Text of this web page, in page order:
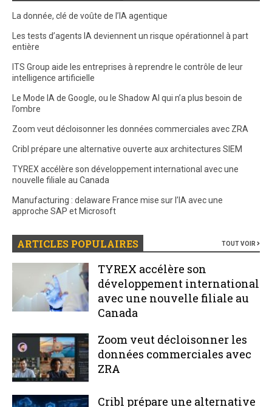
La donnée, clé de voûte de l’IA agentique
Les tests d’agents IA deviennent un risque opérationnel à part
entière
ITS Group aide les entreprises à reprendre le contrôle de leur
intelligence artificielle
Le Mode IA de Google, ou le Shadow AI qui n’a plus besoin de
l’ombre
Zoom veut décloisonner les données commerciales avec ZRA
Cribl prépare une alternative ouverte aux architectures SIEM
TYREX accélère son développement international avec une
nouvelle filiale au Canada
Manufacturing : delaware France mise sur l’IA avec une
approche SAP et Microsoft
ARTICLES POPULAIRES TOUT VOIR
TYREX accélère son
développement international
avec une nouvelle filiale au
Canada
Zoom veut décloisonner les
données commerciales avec
ZRA
Cribl prépare une alternative